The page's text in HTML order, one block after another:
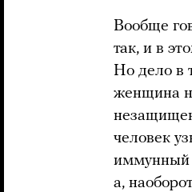
Вообще
так, и в
Но дело в
женщина
человек
иммунный
а,